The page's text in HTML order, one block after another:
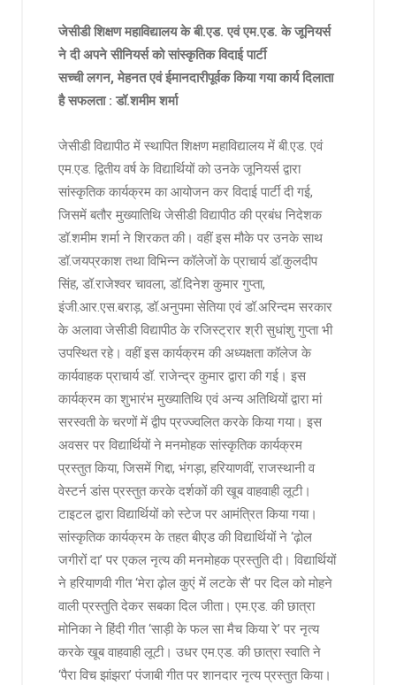
जेसीडी शिक्षण महाविद्यालय के बी.एड. एवं एम.एड. के जूनियर्स
ने दी अपने सीनियर्स को सांस्कृतिक विदाई पार्टी
सच्ची लगन, मेहनत एवं ईमानदारीपूर्वक किया गया कार्य दिलाता
है सफलता : डॉ.शमीम शर्मा
जेसीडी विद्यापीठ में स्थापित शिक्षण महाविद्यालय में बी.एड. एवं
एम.एड. द्वितीय वर्ष के विद्यार्थियों को उनके जूनियर्स द्वारा
सांस्कृतिक कार्यक्रम का आयोजन कर विदाई पार्टी दी गई,
जिसमें बतौर मुख्यातिथि जेसीडी विद्यापीठ की प्रबंध निदेशक
डॉ.शमीम शर्मा ने शिरकत की। वहीं इस मौके पर उनके साथ
डॉ.जयप्रकाश तथा विभिन्न कॉलेजों के प्राचार्य डॉ.कुलदीप
सिंह, डॉ.राजेश्वर चावला, डॉ.दिनेश कुमार गुप्ता,
इंजी.आर.एस.बराड़, डॉ.अनुपमा सेतिया एवं डॉ.अरिन्दम सरकार
के अलावा जेसीडी विद्यापीठ के रजिस्ट्रार श्री सुधांशु गुप्ता भी
उपस्थित रहे। वहीं इस कार्यक्रम की अध्यक्षता कॉलेज के
कार्यवाहक प्राचार्य डॉ. राजेन्द्र कुमार द्वारा की गई। इस
कार्यक्रम का शुभारंभ मुख्यातिथि एवं अन्य अतिथियों द्वारा मां
सरस्वती के चरणों में द्वीप प्रज्ज्वलित करके किया गया। इस
अवसर पर विद्यार्थियों ने मनमोहक सांस्कृतिक कार्यक्रम
प्रस्तुत किया, जिसमें गिद्दा, भंगड़ा, हरियाणवीं, राजस्थानी व
वेस्टर्न डांस प्रस्तुत करके दर्शकों की खूब वाहवाही लूटी।
टाइटल द्वारा विद्यार्थियों को स्टेज पर आमंत्रित किया गया।
सांस्कृतिक कार्यक्रम के तहत बीएड की विद्यार्थियों ने ‘ढ़ोल
जगीरों दा’ पर एकल नृत्य की मनमोहक प्रस्तुति दी। विद्यार्थियों
ने हरियाणवी गीत ‘मेरा ढ़ोल कुएं में लटके सै’ पर दिल को मोहने
वाली प्रस्तुति देकर सबका दिल जीता। एम.एड. की छात्रा
मोनिका ने हिंदी गीत ‘साड़ी के फल सा मैच किया रे’ पर नृत्य
करके खूब वाहवाही लूटी। उधर एम.एड. की छात्रा स्वाति ने
‘पैरा विच झांझरा’ पंजाबी गीत पर शानदार नृत्य प्रस्तुत किया।